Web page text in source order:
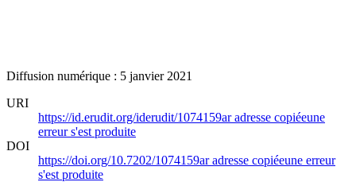
Diffusion numérique : 5 janvier 2021
URI
https://id.erudit.org/iderudit/1074159aradresse copiéeune
erreur s'est produite
DOI
https://doi.org/10.7202/1074159aradresse copiéeune erreur
s'est produite